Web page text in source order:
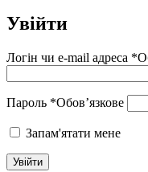
Увійти
Логін чи e-mail адреса *
Пароль *Обов’язкове
Запам'ятати мене
Увійти